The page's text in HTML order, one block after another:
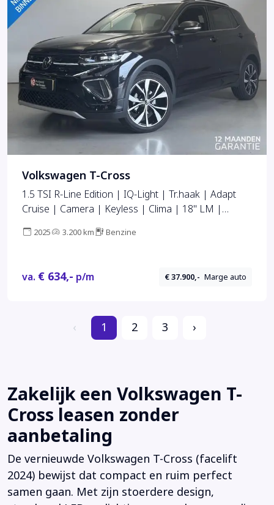
Volkswagen T-Cross
1.5 TSI R-Line Edition | IQ-Light | Tr.haak | Adapt
Cruise | Camera | Keyless | Clima | 18" LM |
2025 3.200 km Benzine
va. € 634,- p/m € 37.900,- Marge auto
‹ 1 2 3 ›
Zakelijk een Volkswagen T-
Cross leasen zonder
aanbetaling
De vernieuwde Volkswagen T-Cross (facelift
2024) bewijst dat compact en ruim perfect
samen gaan. Met zijn stoerdere design,